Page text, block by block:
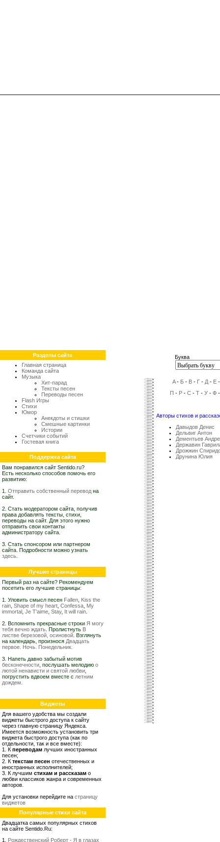
Разделы сайта
Главная страница
Команда сайта
Музыка
Хит-парад
Тексты песен
Переводы песен
Flash Игры
Стихи
Юмор
Анекдоты и стишки
Смешные картинки
Истории
Счетчики событий
Гостевая книга
Поддержка сайта
Вам понравился сайт Sentido.ru?
Есть несколько способов помочь его
развитию:
1. Отправить собственный перевод на
сайт.
2. Стать модератором сайта, получив
права добавлять тексты, стихи,
переводы на сайт. Для этого нужно
отправить свои контакты
администратору сайта.
3. Стать спонсором или партнером
сайта. Подробности можно узнать
здесь
Лучшие страницы
Первый раз на сайте? Рекомендуем
посетить его лучшие страницы:
1. Уловить смысл песен Fallen Kiss the
rain Shape of my heart Confessa My
immortal Je T'aime Stay, It will rain
2. Вспомнить прекрасные строки Я могу
тебя вечно ждать . Пролистнуть В
листве березовой, осиновой . Взглянуть
на календарь, произнося Двадцать
первое. Ночь. Понедельник.
3. Напеть давно забытый мотив
бесконечности , послушать мелодию о
лютой ненависти и святой любви
погрустить вдвоем вместе с летним
дождем
Виджеты
Для вашего удобства мы создали
виджеты быстрого доступа к сайту
через главную страницу Яндекса.
Имеется возможность установить три
виджета быстрого доступа (как по
отдельности, так и все вместе):
1. К переводам лучших иностранных
песен;
2. К текстам песен отечественных и
иностранных исполнителей;
3. К лучшим стихам и рассказам о
любви классиков жанра и современных
авторов.
Для установки перейдите на страницу
виджетов
Популярные стихи сайта
Двадцатка самых популярных стихов
на сайте Sentido.Ru:
1. Рождественский Роберт - Я в глазах
Буква
A- Б - В - Г - Д - Е
П - Р -С -Т -У -Ф
Авторы стихов и
Давыдов Денис
Дельвиг Антон
Дементьев
Державин
Дрожжин
Друнина Юлия